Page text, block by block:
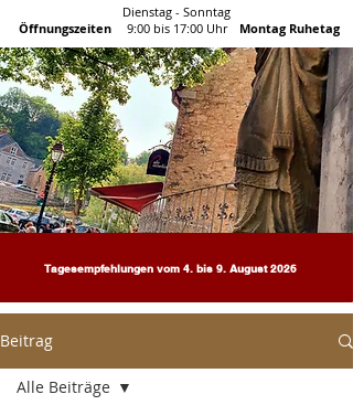
Montag Ruhetag
Dienstag - Sonntag
9:00 bis 17:00 Uhr
Öffnungszeiten
Tagesempfehlungen vom 4. bis 9. August 2026
Beitrag
Alle Beiträge